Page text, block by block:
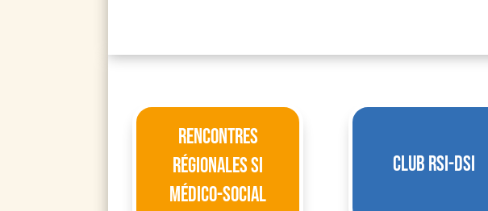
Rencontres
régionales SI
médico-social
Club RSI-DSI